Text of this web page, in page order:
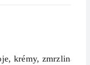
krémy, zmrzlina